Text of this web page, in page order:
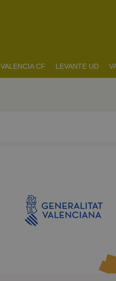
VALENCIA CF LEVANTE UD